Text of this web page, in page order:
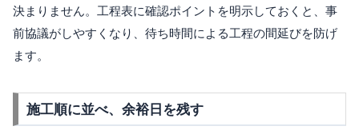
決まりません。工程表に確認ポイントを明示しておくと、事
前協議がしやすくなり、待ち時間による工程の間延びを防げ
ます。
施工順に並べ、余裕日を残す